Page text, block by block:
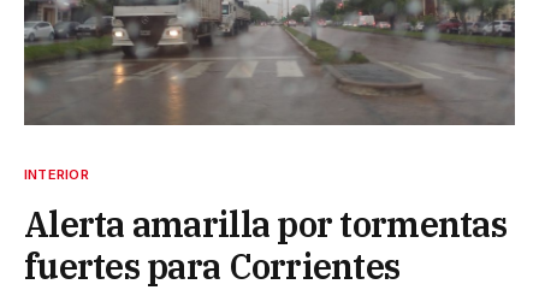
INTERIOR
Alerta amarilla por tormentas
fuertes para Corrientes